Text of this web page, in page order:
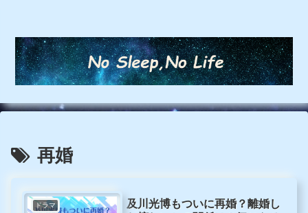
再婚
ドラマ
及川光博もついに再婚？離婚し